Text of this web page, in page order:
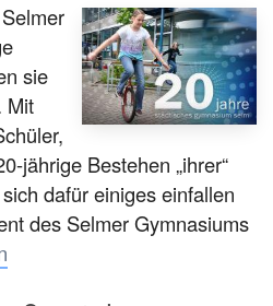
sie
Mit
jährige Bestehen „ihrer“
dafür einiges einfallen
des Selmer Gymnasiums